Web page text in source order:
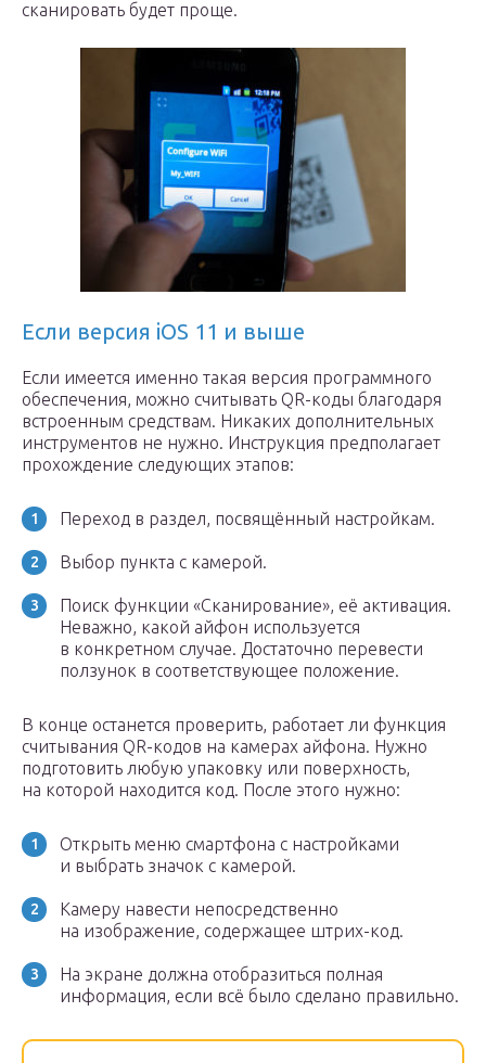
сканировать будет проще.
Если версия iOS 11 и выше
Если имеется именно такая версия программного
обеспечения, можно считывать QR-коды благодаря
встроенным средствам. Никаких дополнительных
инструментов не нужно. Инструкция предполагает
прохождение следующих этапов:
Переход в раздел, посвящённый настройкам.
Выбор пункта с камерой.
Поиск функции «Сканирование», её активация.
Неважно, какой айфон используется
в конкретном случае. Достаточно перевести
ползунок в соответствующее положение.
В конце останется проверить, работает ли функция
считывания QR-кодов на камерах айфона. Нужно
подготовить любую упаковку или поверхность,
на которой находится код. После этого нужно:
Открыть меню смартфона с настройками
и выбрать значок с камерой.
Камеру навести непосредственно
на изображение, содержащее штрих-код.
На экране должна отобразиться полная
информация, если всё было сделано правильно.